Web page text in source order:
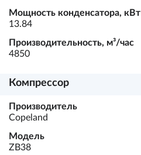
Мощность конденсатора, кВт
13.84
Производительность, м³/час
4850
Компрессор
Производитель
Copeland
Модель
ZB38